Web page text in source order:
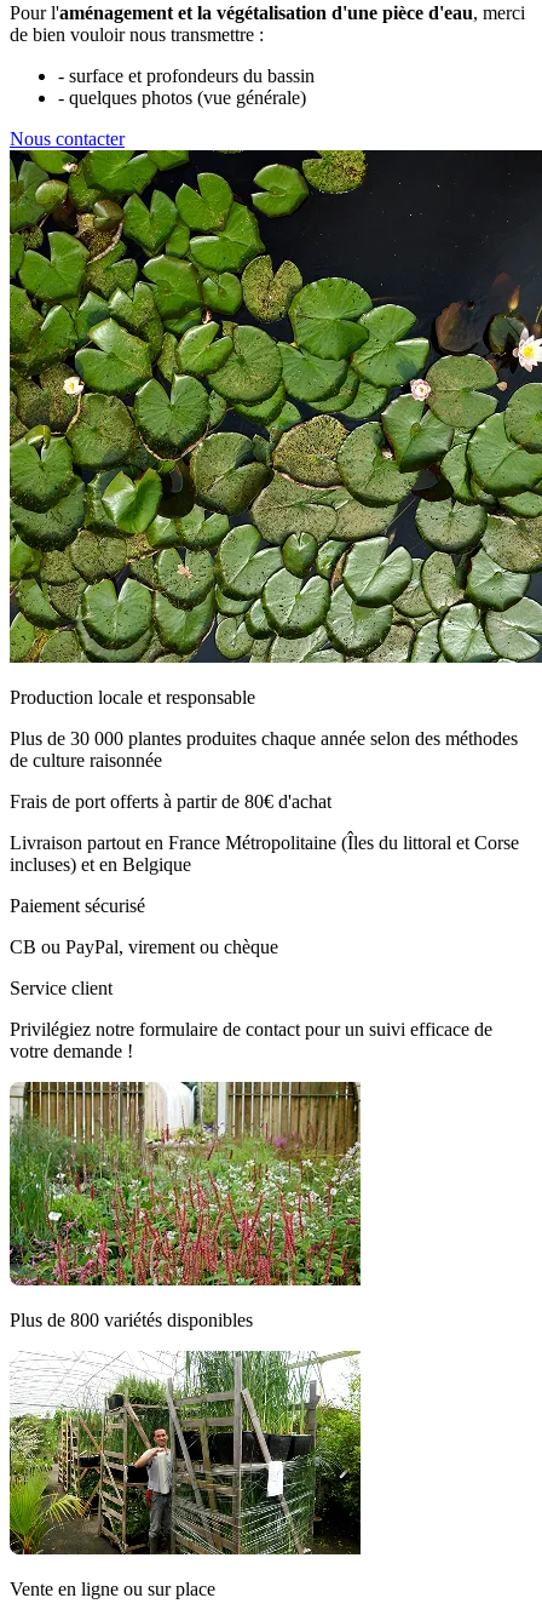
Pour l'aménagement et la végétalisation d'une pièce d'eau, merci
de bien vouloir nous transmettre :
- surface et profondeurs du bassin
- quelques photos (vue générale)
Nous contacter
Production locale et responsable
Plus de 30 000 plantes produites chaque année selon des méthodes
de culture raisonnée
Frais de port offerts à partir de 80€ d'achat
Livraison partout en France Métropolitaine (Îles du littoral et Corse
incluses) et en Belgique
Paiement sécurisé
CB ou PayPal, virement ou chèque
Service client
Privilégiez notre formulaire de contact pour un suivi efficace de
votre demande !
Plus de 800 variétés disponibles
Vente en ligne ou sur place